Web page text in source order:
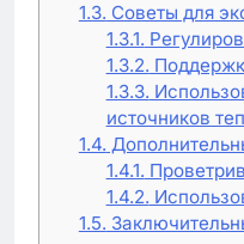
1.3. Советы для
1.3.1.
1.3.2.
1.3.3.
источников
1.4.
1.4.1.
1.4.2.
1.5.